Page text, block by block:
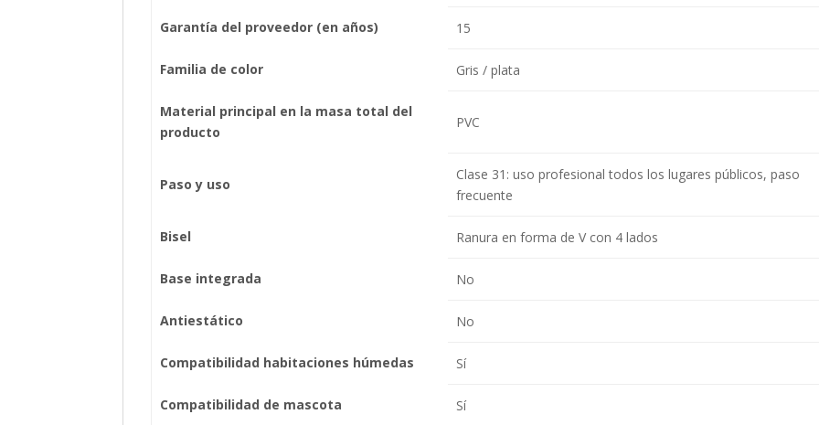
Garantía del proveedor (en años) 15
Familia de color Gris / plata
Material principal en la masa total del
producto
PVC
Paso y uso
Clase 31: uso profesional todos los lugares públicos, paso
frecuente
Bisel Ranura en forma de V con 4 lados
Base integrada No
Antiestático No
Compatibilidad habitaciones húmedas Sí
Compatibilidad de mascota Sí